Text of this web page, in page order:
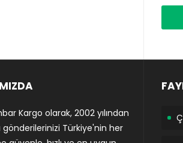
Kargo olarak, 2002 yılından
Türkiye'nin her